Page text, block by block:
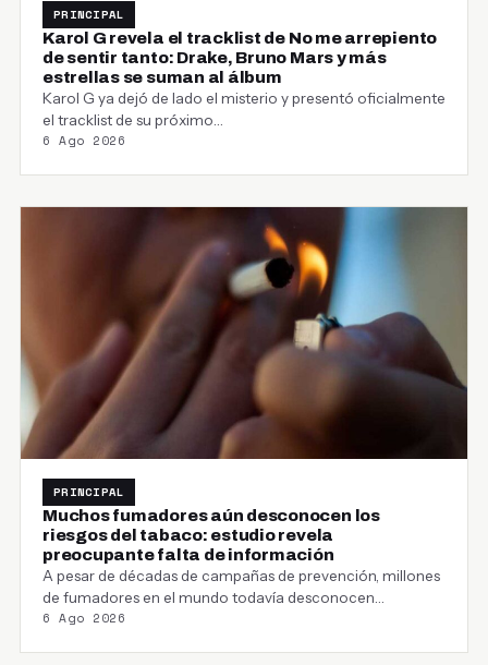
PRINCIPAL
Karol G revela el tracklist de No me arrepiento
de sentir tanto: Drake, Bruno Mars y más
estrellas se suman al álbum
Karol G ya dejó de lado el misterio y presentó oficialmente
el tracklist de su próximo…
6 Ago 2026
PRINCIPAL
Muchos fumadores aún desconocen los
riesgos del tabaco: estudio revela
preocupante falta de información
A pesar de décadas de campañas de prevención, millones
de fumadores en el mundo todavía desconocen…
6 Ago 2026